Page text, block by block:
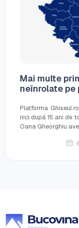
Mai multe
neînrolate pe
Platforma
nici după 15 ani de
Oana Gheorghiu